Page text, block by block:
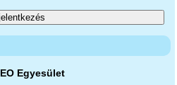
Egyesület